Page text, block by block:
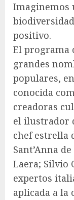
Imaginemos
positivo.
El programa
grandes
populares,
conocida
creadoras
el ilustrador
chef estrella
Sant’Anna
Laera; Silvio
expertos
aplicada a la